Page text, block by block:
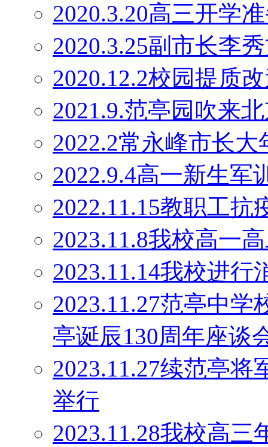
2020.3.20高三开学
2020.3.25副市长李
2020.12.2校园提质
2021.9.范亭园吹来
2022.2常永峰市长
2022.9.4高一新生军
2022.11.15教职工抗
2023.11.8我校高一
2023.11.14我校进行
2023.11.27范亭中
亭诞辰130周年座谈
2023.11.27续范亭将
举行
2023.11.28我校高